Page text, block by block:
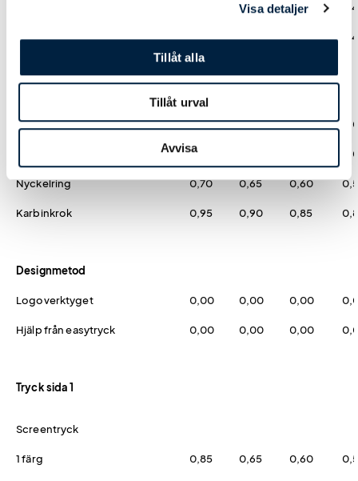
Visa detaljer
Tillåt alla
Tillåt urval
Avvisa
6,95 6,15
Mjuk Reflex Sol - Grön 9,35 6,95 6,15
Kulkedja 0,00 0,00 0,00
0,00
Nyckelring 0,70 0,65 0,60
Karbinkrok 0,95 0,90 0,85
Designmetod
Logoverktyget 0,00 0,00 0,00
Hjälp från easytryck 0,00 0,00 0,00
Tryck sida 1
Screentryck
1 färg 0,85 0,65 0,60